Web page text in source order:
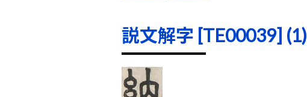
説文解字 [TE00039] (1)